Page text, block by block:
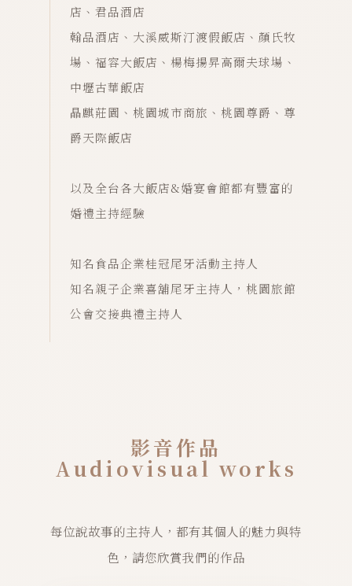
店、君品酒店
翰品酒店、大溪威斯汀渡假飯店、顏氏牧
場、福容大飯店、楊梅揚昇高爾夫球場、
中壢古華飯店
晶麒莊園、桃園城市商旅、桃園尊爵、尊
爵天際飯店
以及全台各大飯店&婚宴會館都有豐富的
婚禮主持經驗
知名食品企業桂冠尾牙活動主持人
知名親子企業喜舖尾牙主持人，桃園旅館
公會交接典禮主持人
影音作品
Audiovisual works
每位說故事的主持人，都有其個人的魅力與特
色，請您欣賞我們的作品